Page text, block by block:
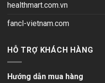
healthmart.com.vn
fancl-vietnam.com
HỖ TRỢ KHÁCH HÀNG
Hướng dẫn mua hàng